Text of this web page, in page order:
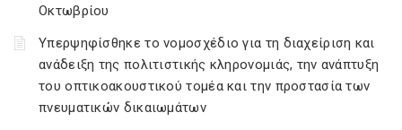
Οκτωβρίου
Υπερψηφίσθηκε το νομοσχέδιο για τη διαχείριση και
ανάδειξη της πολιτιστικής κληρονομιάς, την ανάπτυξη
του οπτικοακουστικού τομέα και την προστασία των
πνευματικών δικαιωμάτων